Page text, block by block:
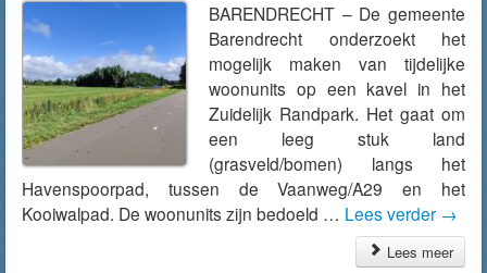
BARENDRECHT – De gemeente
Barendrecht onderzoekt het
mogelijk maken van tijdelijke
woonunits op een kavel in het
Zuidelijk Randpark. Het gaat om
een leeg stuk land
(grasveld/bomen) langs het
Havenspoorpad, tussen de Vaanweg/A29 en het
Kooiwalpad. De woonunits zijn bedoeld … Lees verder →
Lees meer